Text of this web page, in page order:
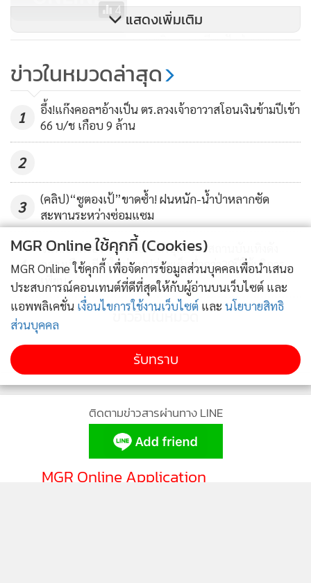
4
172
รมว.ยุติธรรม เตรียมปัดฝุ่นมาตรการ
แสดงเพิ่มเติม
ข่าวในหมวดล่าสุด
1
อึ้ง!แก๊งคอลฯอ้างเป็น ตร.ลวงเจ้าอาวาสโอนเงินข้ามปีเข้า
66 บ/ช เกือบ 9 ล้าน
2
3
(คลิป)“ซูตองเป้”ขาดซ้ำ! ฝนหนัก-น้ำป่าหลากซัด
สะพานระหว่างซ่อมแซม
4
จนท.ปกครอง-ตร.สนธิกำลังบุกตรวจสถานบันเทิงดัง
กลางเมืองเชียงใหม่พบปล่อยเด็กต่ำกว่า20ปีใช้บริการ
ข่าวอื่นในหมวด
ติดตามข่าวสารผ่านทาง LINE
MGR Online Application
MGR Online ใช้คุกกี้ (Cookies)
MGR Online ใช้คุกกี้ เพื่อจัดการข้อมูลส่วนบุคคลเพื่อนำเสนอ
ประสบการณ์คอนเทนต์ที่ดีที่สุดให้กับผู้อ่านบนเว็บไซต์ และ
แอพพลิเคชั่น เงื่อนไขการใช้งานเว็บไซต์ และ นโยบายสิทธิ
ส่วนบุคคล
รับทราบ